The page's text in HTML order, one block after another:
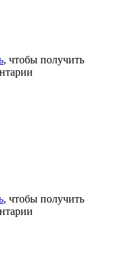
, чтобы получить
, чтобы получить